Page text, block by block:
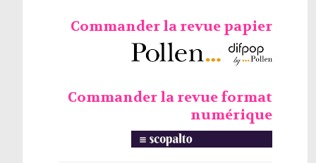
Commander la revue papier
Commander la revue format
numérique